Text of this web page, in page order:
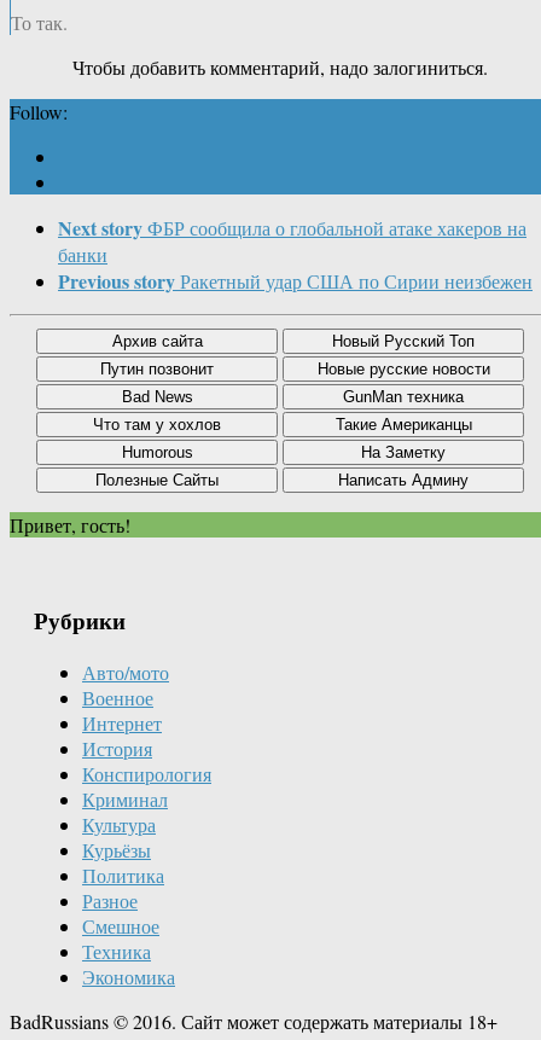
То так.
Чтобы добавить комментарий, надо залогиниться.
Follow:
Next storyФБР сообщила о глобальной атаке хакеров на
банки
Previous storyРакетный удар США по Сирии неизбежен
Привет, гость!
Рубрики
Авто/мото
Военное
Интернет
История
Конспирология
Криминал
Культура
Курьёзы
Политика
Разное
Смешное
Техника
Экономика
BadRussians © 2016. Сайт может содержать материалы 18+